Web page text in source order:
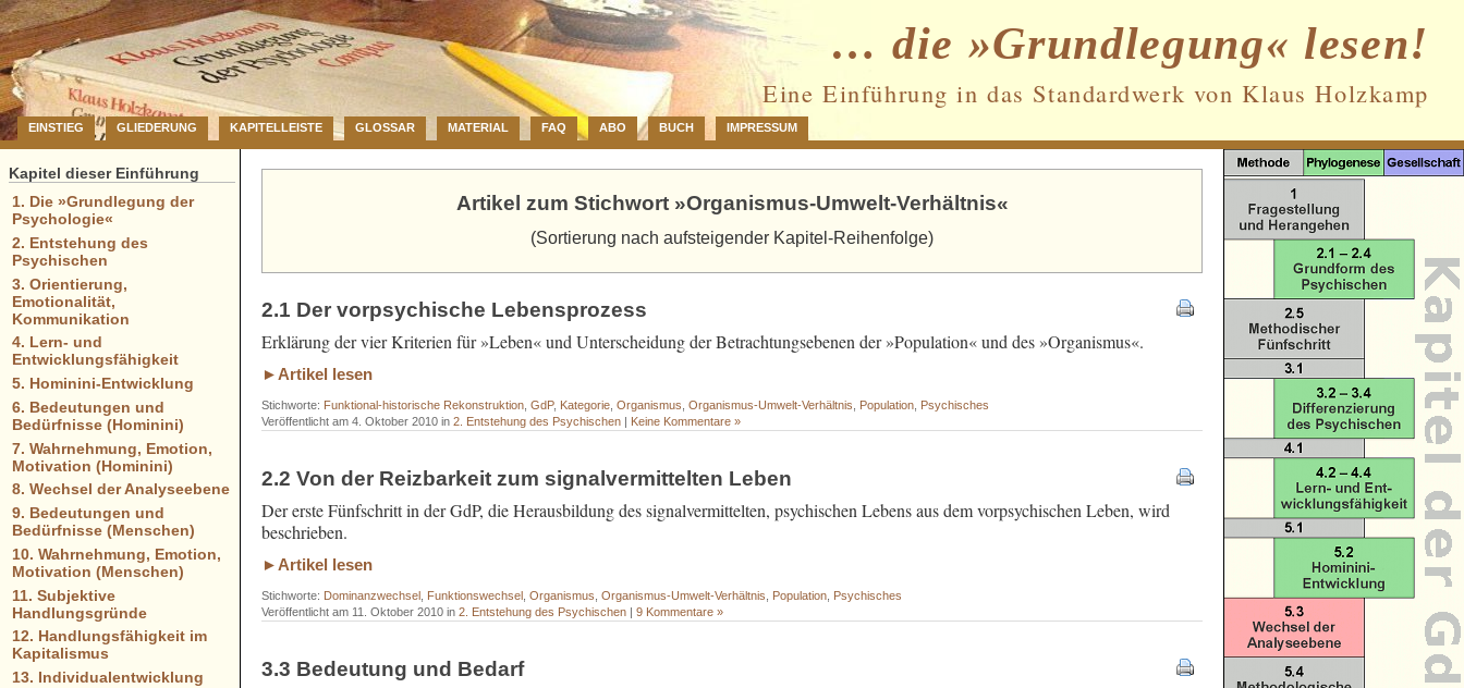
… die »Grundlegung« lesen!
Eine Einführung in das Standardwerk von Klaus Holzkamp
EINSTIEG GLIEDERUNG KAPITELLEISTE GLOSSAR MATERIAL FAQ ABO BUCH IMPRESSUM
Artikel zum Stichwort »Organismus-Umwelt-Verhältnis«
(Sortierung nach aufsteigender Kapitel-Reihenfolge)
2.1 Der vorpsychische Lebensprozess
Erklärung der vier Kriterien für »Leben« und Unterscheidung der Betrachtungsebenen der »Population« und des »Organismus«.
►Artikel lesen
Stichworte: Funktional-historische Rekonstruktion ,GdP, Kategorie ,Organismus ,Organismus-Umwelt-Verhältnis Population Psychisches
Veröffentlicht am 4. Oktober 2010 in2. Entstehung des Psychischen | Keine Kommentare »
2.2 Von der Reizbarkeit zum signalvermittelten Leben
Der erste Fünfschritt in der GdP, die Herausbildung des signalvermittelten, psychischen Lebens aus dem vorpsychischen Leben, wird
beschrieben.
►Artikel lesen
Stichworte: Dominanzwechsel Funktionswechsel ,Organismus ,Organismus-Umwelt-Verhältnis Population Psychisches
Veröffentlicht am 11. Oktober 2010 in2. Entstehung des Psychischen |9 Kommentare »
3.3 Bedeutung und Bedarf
Kapitel dieser Einführung
1. Die »Grundlegung der
Psychologie«
2. Entstehung des
Psychischen
3. Orientierung,
Emotionalität,
Kommunikation
4. Lern- und
Entwicklungsfähigkeit
5. Hominini-Entwicklung
6. Bedeutungen und
Bedürfnisse (Hominini)
7. Wahrnehmung, Emotion,
Motivation (Hominini)
8. Wechsel der Analyseebene
9. Bedeutungen und
Bedürfnisse (Menschen)
10. Wahrnehmung, Emotion,
Motivation (Menschen)
11. Subjektive
Handlungsgründe
12. Handlungsfähigkeit im
Kapitalismus
13. Individualentwicklung
Datenschutz und Cookies: Diese Website
verwendet Cookies. Wenn du die Website
weiterhin nutzt, stimmst du der
Verwendung von Cookies zu.
Weitere Informationen, beispielsweise zur
Kontrolle von Cookies, findest du hier:
Cookie-Richtlinie